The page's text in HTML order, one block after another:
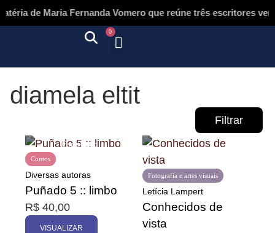
de Maria Fernanda Vomero que reúne três escritores
0
diamela eltit
Filtrar
Promoção
Contos
Diversas autoras
Puñado 5 :: limbo
R$ 40,00
VISUALIZAR
Fotografia e artes visuais
Letícia Lampert
Conhecidos de
vista